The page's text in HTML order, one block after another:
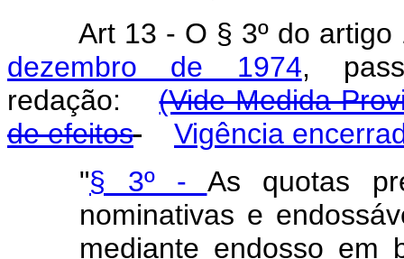
Art 13 - O § 3º do
dezembro de 1974,
redação:(Vide Medida
de efeitos
Vigência
"§ 3º - As quotas
nominativas e
mediante endosso em